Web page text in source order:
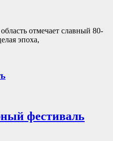
отмечает славный 80-
эпоха,
фестиваль